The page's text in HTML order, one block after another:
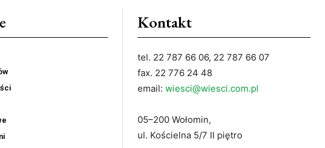
Kontakt
tel. 22 787 66 06, 22 787 66 07
fax. 22 776 24 48
email: wiesci@wiesci.com.pl
05–200 Wołomin,
ul. Kościelna 5/7 II piętro